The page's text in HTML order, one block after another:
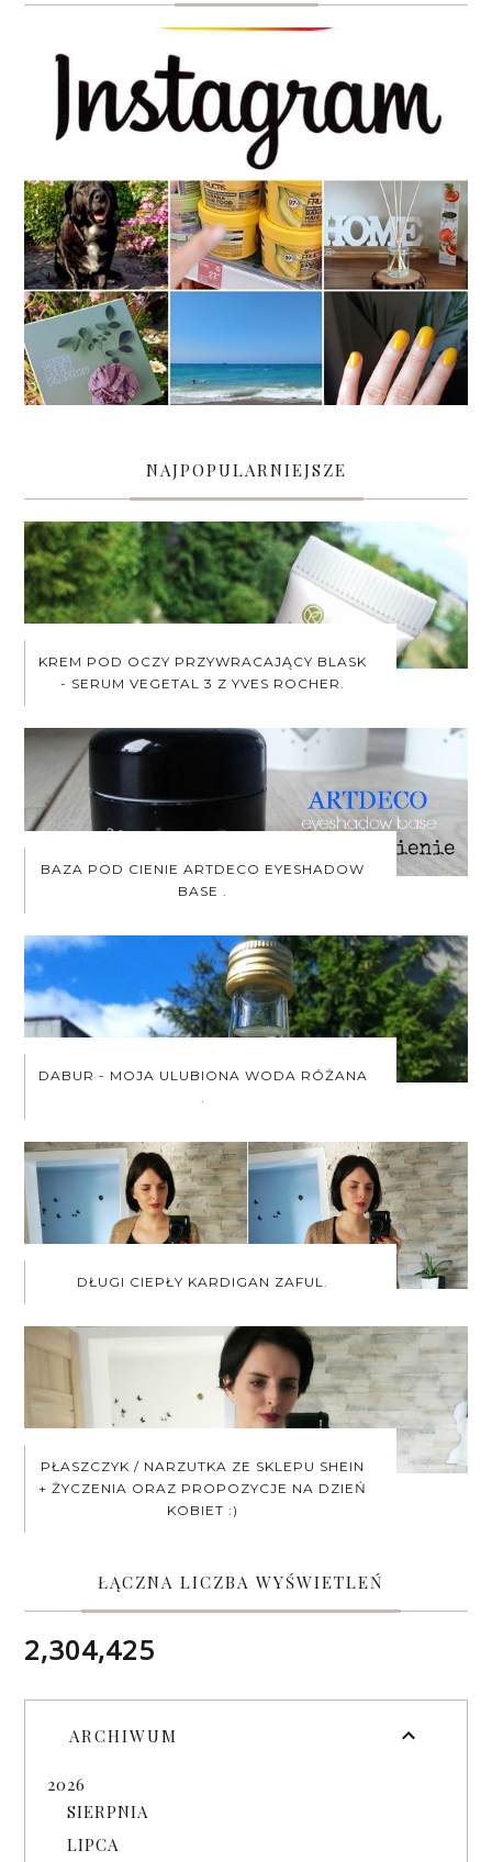
NAJPOPULARNIEJSZE
KREM POD OCZY PRZYWRACAJĄCY BLASK
- SERUM VEGETAL 3 Z YVES ROCHER.
BAZA POD CIENIE ARTDECO EYESHADOW
BASE .
DABUR - MOJA ULUBIONA WODA RÓŻANA
DŁUGI CIEPŁY KARDIGAN ZAFUL.
PŁASZCZYK / NARZUTKA ZE SKLEPU SHEIN
+ ŻYCZENIA ORAZ PROPOZYCJE NA DZIEŃ
KOBIET :)
ŁĄCZNA LICZBA WYŚWIETLEŃ
2,304,425
ARCHIWUM
2026
SIERPNIA
LIPCA